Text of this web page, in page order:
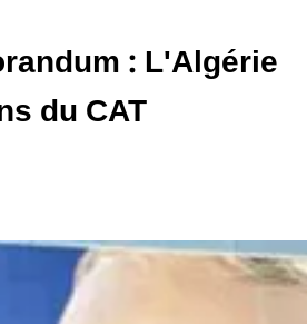
: L'Algérie
du CAT